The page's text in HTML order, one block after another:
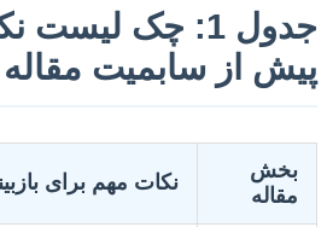
جدول 1: چک
پیش از سابمیت مقاله
بخش
مقاله
نکات مهم برای